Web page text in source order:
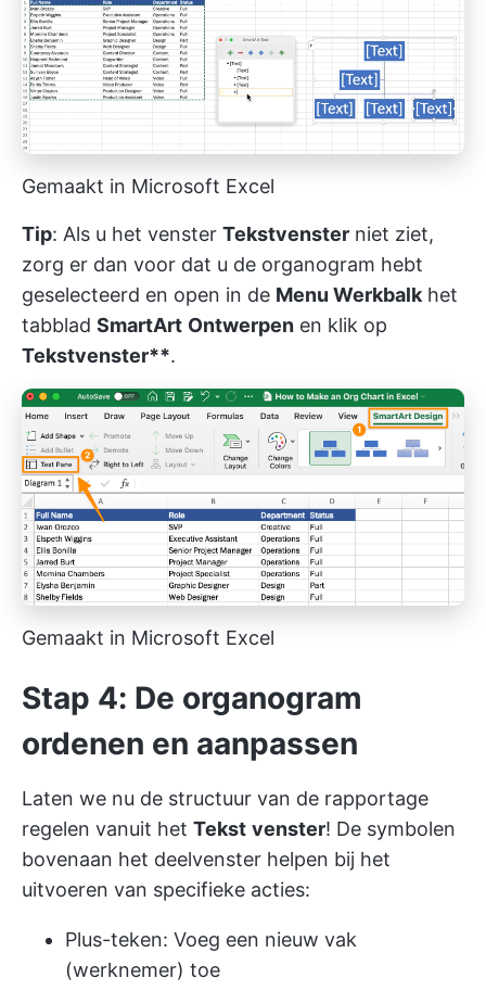
Gemaakt in Microsoft Excel
Tip: Als u het venster Tekstvenster niet ziet,
zorg er dan voor dat u de organogram hebt
geselecteerd en open in de Menu Werkbalk het
tabblad SmartArt Ontwerpen en klik op
Tekstvenster**.
Gemaakt in Microsoft Excel
Stap 4: De organogram
ordenen en aanpassen
Laten we nu de structuur van de rapportage
regelen vanuit het Tekst venster! De symbolen
bovenaan het deelvenster helpen bij het
uitvoeren van specifieke acties:
Plus-teken: Voeg een nieuw vak
(werknemer) toe